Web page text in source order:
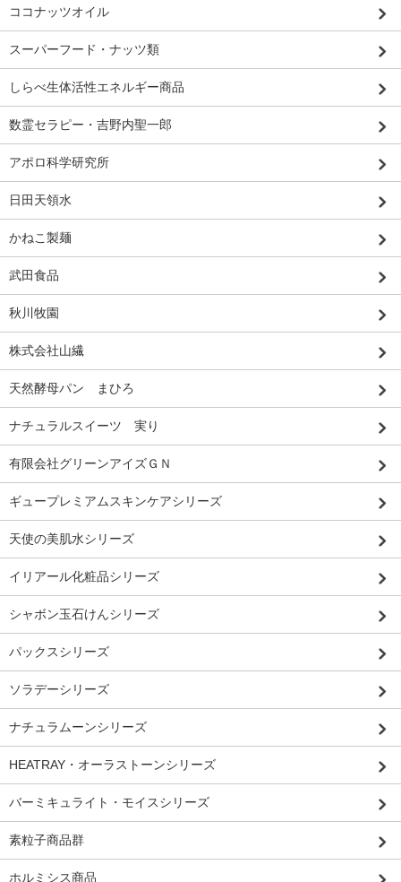
ココナッツオイル
スーパーフード・ナッツ類
しらべ生体活性エネルギー商品
数霊セラピー・吉野内聖一郎
アポロ科学研究所
日田天領水
かねこ製麺
武田食品
秋川牧園
株式会社山繊
天然酵母パン まひろ
ナチュラルスイーツ 実り
有限会社グリーンアイズＧＮ
ギュープレミアムスキンケアシリーズ
天使の美肌水シリーズ
イリアール化粧品シリーズ
シャボン玉石けんシリーズ
パックスシリーズ
ソラデーシリーズ
ナチュラムーンシリーズ
HEATRAY・オーラストーンシリーズ
バーミキュライト・モイスシリーズ
素粒子商品群
ホルミシス商品